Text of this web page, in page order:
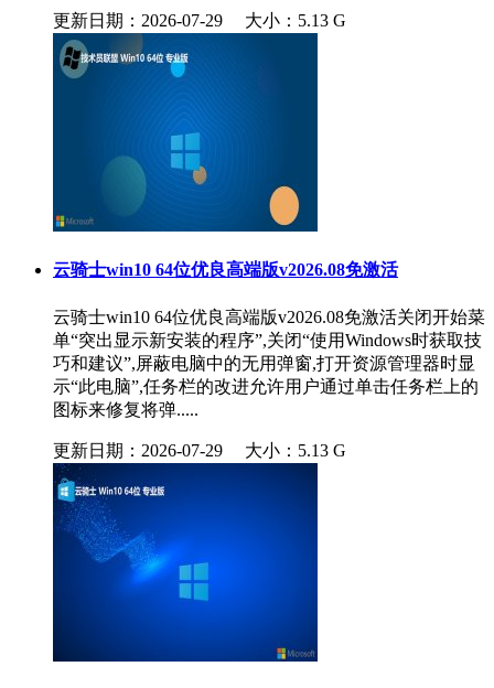
更新日期：2026-07-29 大小：5.13 G
云骑士win10 64位优良高端版v2026.08免激活
云骑士win10 64位优良高端版v2026.08免激活关闭开始菜
单“突出显示新安装的程序”,关闭“使用Windows时获取技
巧和建议”,屏蔽电脑中的无用弹窗,打开资源管理器时显
示“此电脑”,任务栏的改进允许用户通过单击任务栏上的
图标来修复将弹.....
更新日期：2026-07-29 大小：5.13 G